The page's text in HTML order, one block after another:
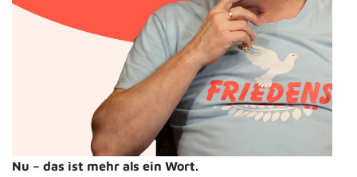
Nu – das ist mehr als ein Wort.